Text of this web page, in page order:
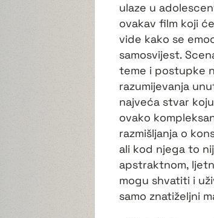
ulaze u
ovakav film koji
vide kako se
samosvijest.
teme i postupke
razumijevanja
najveća stvar
ovako
razmišljanja o
ali kod njega to
apstraktnom,
mogu shvatiti i
samo znatiželjni